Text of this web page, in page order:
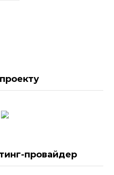
провайдер